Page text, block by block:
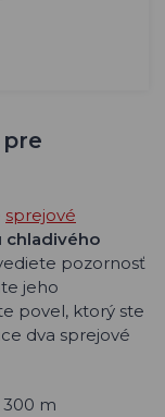
sprejové
chladivého
pozornosť
jeho
povel, ktorý ste
dva sprejové
300 m